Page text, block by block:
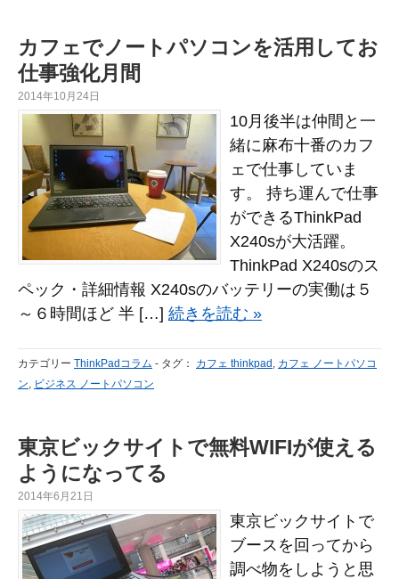
カフェでノートパソコンを活用してお
仕事強化月間
2014年10月24日
10月後半は仲間と一
緒に麻布十番のカフ
ェで仕事していま
す。 持ち運んで仕事
ができるThinkPad
X240sが大活躍。
ThinkPad X240sのス
ペック・詳細情報 X240sのバッテリーの実働は５
～６時間ほど 半 […] 続きを読む »
カテゴリー ThinkPadコラム - タグ： カフェ thinkpad , カフェ ノートパソコ
ン, ビジネス ノートパソコン
東京ビックサイトで無料WIFIが使える
ようになってる
2014年6月21日
東京ビックサイトで
ブースを回ってから
調べ物をしようと思